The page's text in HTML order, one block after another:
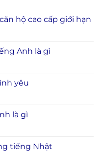
hộ cao cấp giới hạn
Anh là gì
yêu
là gì
tiếng Nhật